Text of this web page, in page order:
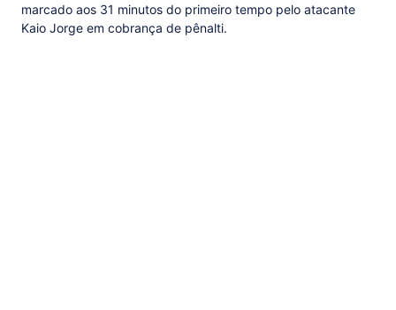
marcado aos 31 minutos do primeiro tempo pelo atacante
Kaio Jorge em cobrança de pênalti.